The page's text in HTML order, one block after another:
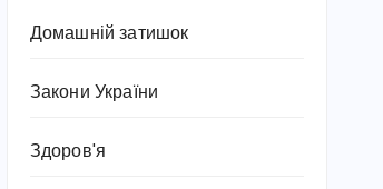
Домашній затишок
Закони України
Здоров'я